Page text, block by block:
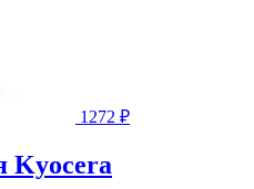
1272 ₽
Kyocera